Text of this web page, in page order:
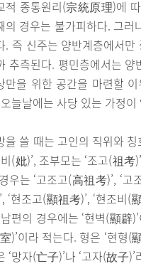
적 종통원리(宗統原理)에
의 경우는 불가피하다. 그
. 즉 신주는 양반계층에서
추측된다. 평민층에서는
만을 위한 공간을 마련할
늘날에는 사당 있는 가정
을 쓸 때는 고인의 직위와
비(妣)’, 조부모는 ‘조고(祖
우는 ‘고조고(高祖考)’, ‘고
‘현조고(顯祖考)’, ‘현조비
편의 경우에는 ‘현벽(顯辟
)’이라 적는다. 형은 ‘현형(
‘망자(亡子)’나 ‘고자(故子)’